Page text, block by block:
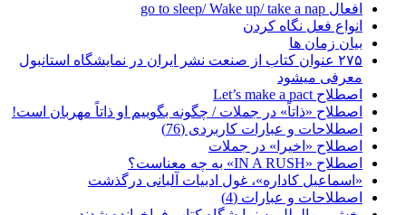
افعال go to sleep/ Wake up/ take a nap
انواع فعل نگاه کردن
بیان زمان ها
۲۷۵ عنوان کتاب از صنعت نشر ایران در نمایشگاه استانبول
معرفی میشود
اصطلاح Let’s make a pact
اصطلاح «ذاتاً» در جملات / چگونه بگوییم او ذاتاً مهربان است!
اصطلاحات و عبارات کاربردی (76)
اصطلاح «اخیرا» در جملات
اصطلاح «IN A RUSH» به چه معناست؟
«اسماعیل کاداره»، غول ادبیات آلبانی درگذشت
اصطلاحات و عبارات (4)